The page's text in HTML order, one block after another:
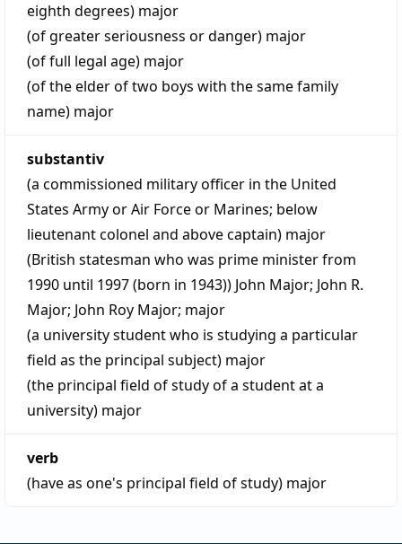
eighth degrees) major
(of greater seriousness or danger) major
(of full legal age) major
(of the elder of two boys with the same family
name) major
substantiv
(a commissioned military officer in the United
States Army or Air Force or Marines; below
lieutenant colonel and above captain) major
(British statesman who was prime minister from
1990 until 1997 (born in 1943)) John Major; John R.
Major; John Roy Major; major
(a university student who is studying a particular
field as the principal subject) major
(the principal field of study of a student at a
university) major
verb
(have as one's principal field of study) major